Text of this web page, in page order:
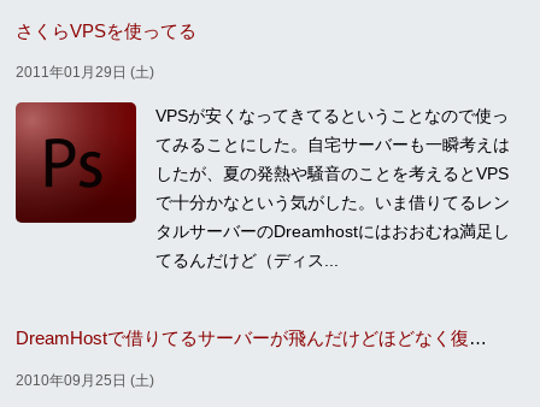
さくらVPSを使ってる
2011年01月29日 (土)
VPSが安くなってきてるということなので使っ
てみることにした。自宅サーバーも一瞬考えは
したが、夏の発熱や騒音のことを考えるとVPS
で十分かなという気がした。いま借りてるレン
タルサーバーのDreamhostにはおおむね満足し
てるんだけど（ディス...
DreamHostで借りてるサーバーが飛んだけどほどなく復旧した
2010年09月25日 (土)